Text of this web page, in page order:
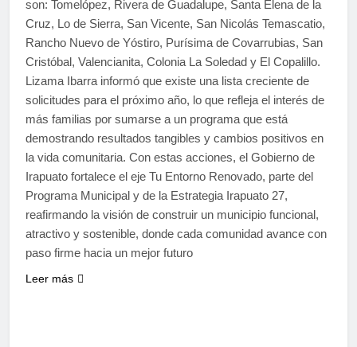
son: Tomelópez, Rivera de Guadalupe, Santa Elena de la
Cruz, Lo de Sierra, San Vicente, San Nicolás Temascatio,
Rancho Nuevo de Yóstiro, Purísima de Covarrubias, San
Cristóbal, Valencianita, Colonia La Soledad y El Copalillo.
Lizama Ibarra informó que existe una lista creciente de
solicitudes para el próximo año, lo que refleja el interés de
más familias por sumarse a un programa que está
demostrando resultados tangibles y cambios positivos en
la vida comunitaria. Con estas acciones, el Gobierno de
Irapuato fortalece el eje Tu Entorno Renovado, parte del
Programa Municipal y de la Estrategia Irapuato 27,
reafirmando la visión de construir un municipio funcional,
atractivo y sostenible, donde cada comunidad avance con
paso firme hacia un mejor futuro
Leer más